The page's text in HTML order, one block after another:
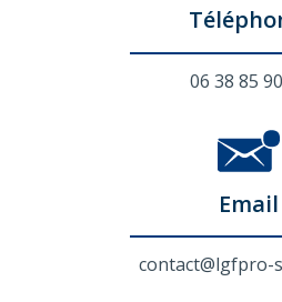
06 38 85
Email
contact@lgfpro-